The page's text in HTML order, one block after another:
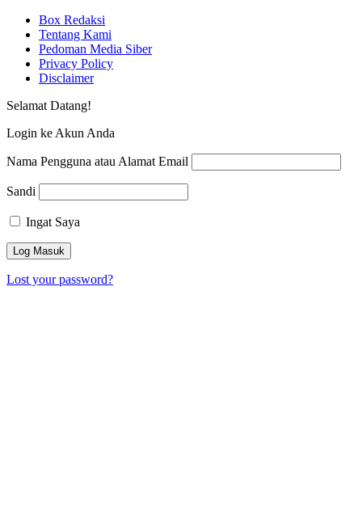
Box Redaksi
Tentang Kami
Pedoman Media Siber
Privacy Policy
Disclaimer
Selamat Datang!
Login ke Akun Anda
Nama Pengguna atau Alamat Email
Sandi
Ingat Saya
Lost your password?